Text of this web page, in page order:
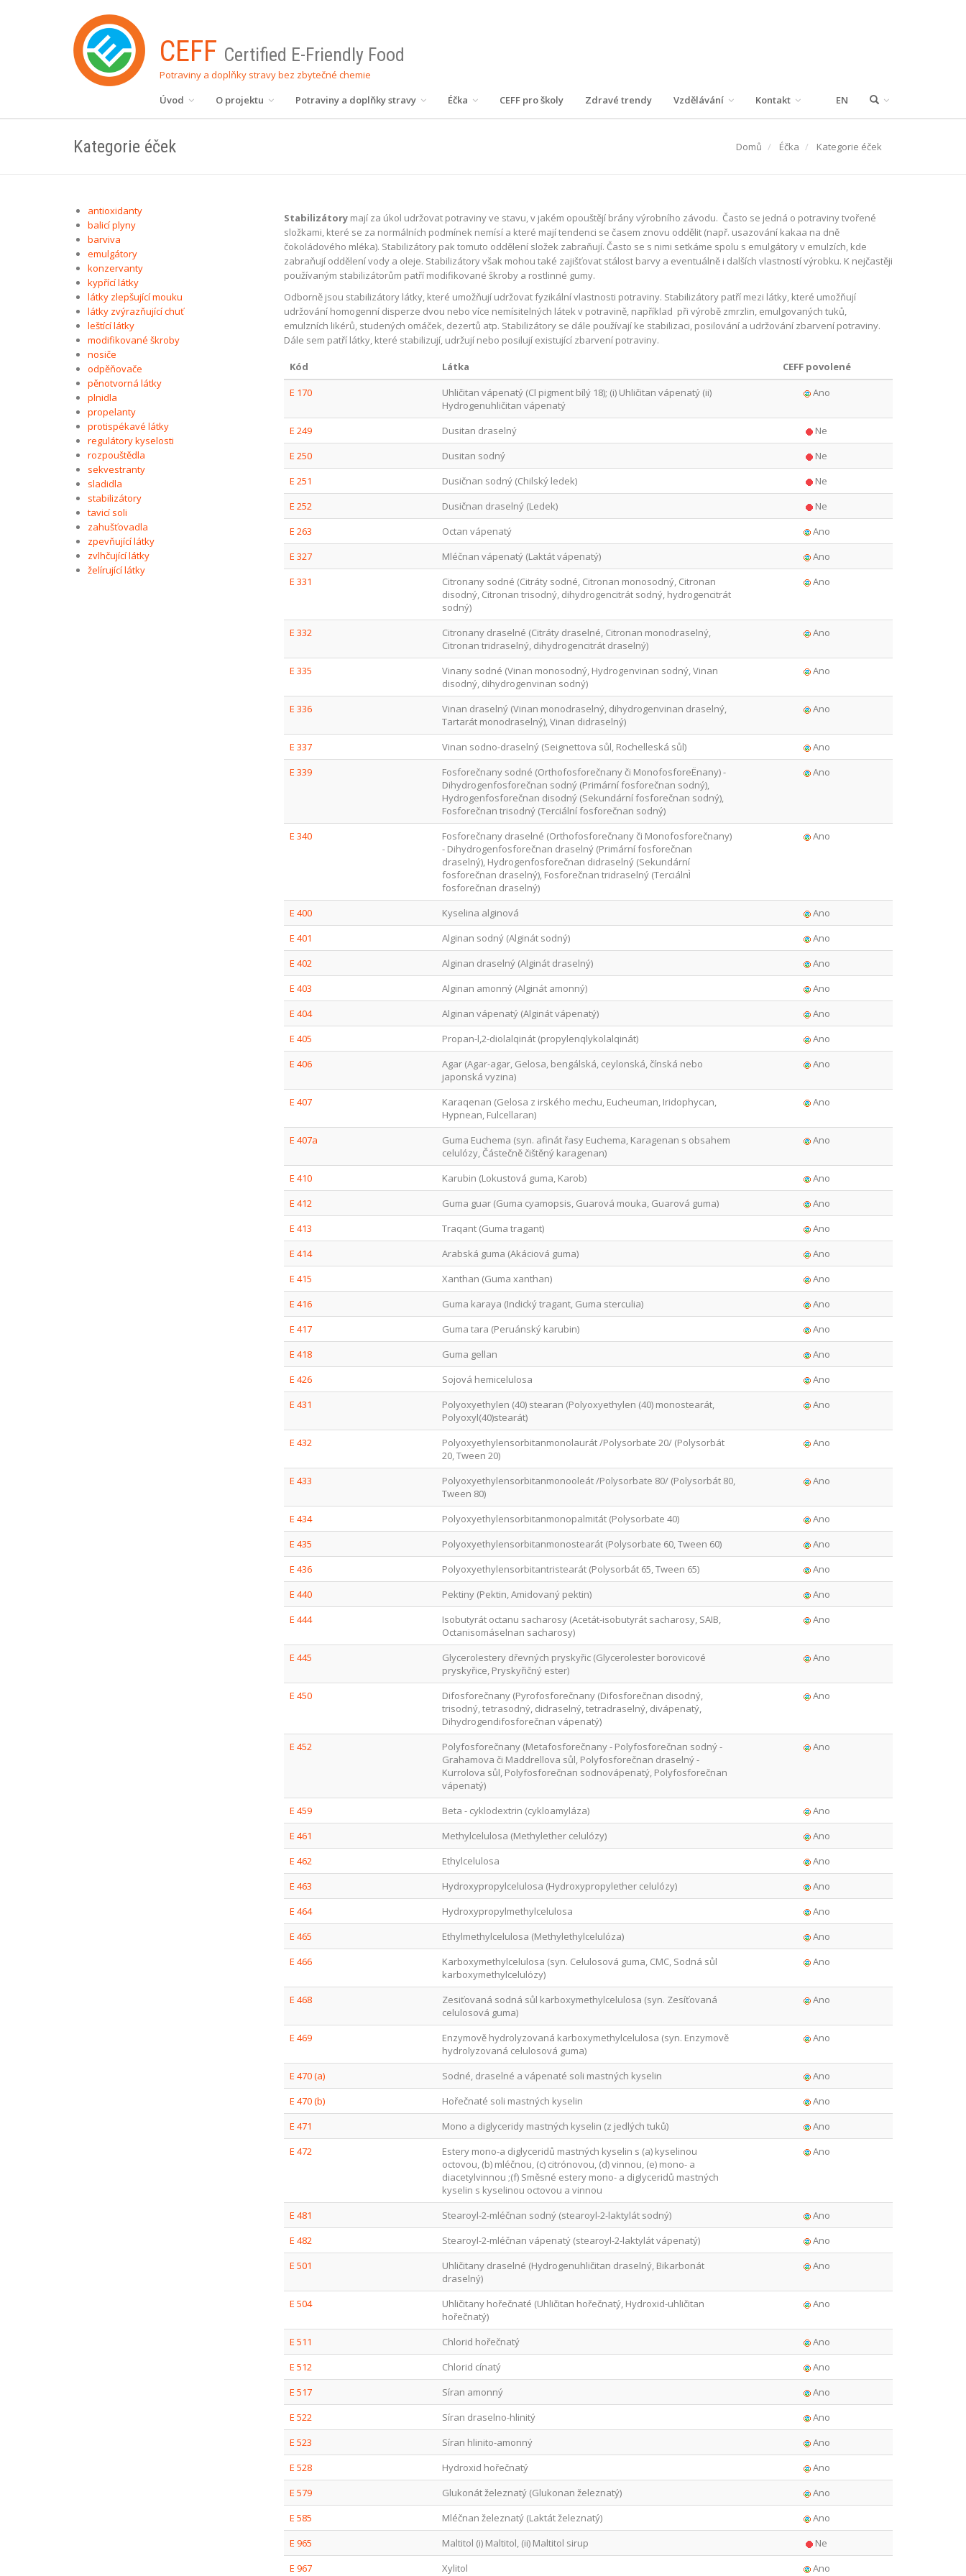
CEFF Certified E-Friendly Food
Potraviny a doplňky stravy bez zbytečné chemie
Úvod
O projektu Potraviny a doplňky stravy Éčka CEFF pro školy Zdravé trendy Vzdělávání Kontakt EN
Kategorie éček Domů Éčka Kategorie éček
antioxidanty
balicí plyny
barviva
emulgátory
konzervanty
kypřící látky
látky zlepšující mouku
látky zvýrazňující chuť
leštící látky
modifikované škroby
nosiče
odpěňovače
pěnotvorná látky
plnidla
propelanty
protispékavé látky
regulátory kyselosti
rozpouštědla
sekvestranty
sladidla
stabilizátory
tavicí soli
zahušťovadla
zpevňující látky
zvlhčující látky
želírující látky
Stabilizátorymají za úkol udržovat potraviny ve stavu, v jakém opouštějí brány výrobního závodu. Často se jedná o potraviny tvořené
složkami, které se za normálních podmínek nemísí a které mají tendenci se časem znovu oddělit (např. usazování kakaa na dně
čokoládového mléka). Stabilizátory pak tomuto oddělení složek zabraňují. Často se s nimi setkáme spolu s emulgátory v emulzích, kde
zabraňují oddělení vody a oleje. Stabilizátory však mohou také zajišťovat stálost barvy a eventuálně i dalších vlastností výrobku. K nejčastěji
používaným stabilizátorům patří modifikované škroby a rostlinné gumy.
Odborně jsou stabilizátory látky, které umožňují udržovat fyzikální vlastnosti potraviny. Stabilizátory patří mezi látky, které umožňují
udržování homogenní disperze dvou nebo více nemísitelných látek v potravině, například při výrobě zmrzlin, emulgovaných tuků,
emulzních likérů, studených omáček, dezertů atp. Stabilizátory se dále používají ke stabilizaci, posilování a udržování zbarvení potraviny.
Dále sem patří látky, které stabilizují, udržují nebo posilují existující zbarvení potraviny.
Kód Látka
CEFF povolené
E 170
Uhličitan vápenatý (Cl pigment bílý 18); (i) Uhličitan vápenatý (ii)
Hydrogenuhličitan vápenatý
Ano
E 249 Dusitan draselný
Ne
E 250
Dusitan sodný
Ne
E 251
Dusičnan sodný (Chilský ledek)
Ne
E 252
Dusičnan draselný (Ledek)
Ne
E 263
Octan vápenatý
Ano
E 327
Mléčnan vápenatý (Laktát vápenatý)
Ano
E 331
Citronany sodné (Citráty sodné, Citronan monosodný, Citronan
disodný, Citronan trisodný, dihydrogencitrát sodný, hydrogencitrát
sodný)
Ano
E 332
Citronany draselné (Citráty draselné, Citronan monodraselný,
Citronan tridraselný, dihydrogencitrát draselný)
Ano
E 335
Vinany sodné (Vinan monosodný, Hydrogenvinan sodný, Vinan
disodný, dihydrogenvinan sodný)
Ano
E 336
Vinan draselný (Vinan monodraselný, dihydrogenvinan draselný,
Tartarát monodraselný), Vinan didraselný)
Ano
E 337 Vinan sodno-draselný (Seignettova sůl, Rochelleská sůl)
Ano
E 339
Fosforečnany sodné (Orthofosforečnany či MonofosforeËnany) -
Dihydrogenfosforečnan sodný (Primární fosforečnan sodný),
Hydrogenfosforečnan disodný (Sekundární fosforečnan sodný),
Fosforečnan trisodný (Terciální fosforečnan sodný)
Ano
E 340
Fosforečnany draselné (Orthofosforečnany či Monofosforečnany)
- Dihydrogenfosforečnan draselný (Primární fosforečnan
draselný), Hydrogenfosforečnan didraselný (Sekundární
fosforečnan draselný), Fosforečnan tridraselný (TerciálnÌ
fosforečnan draselný)
Ano
E 400 Kyselina alginová
Ano
E 401
Alginan sodný (Alginát sodný)
Ano
E 402
Alginan draselný (Alginát draselný)
Ano
E 403
Alginan amonný (Alginát amonný)
Ano
E 404
Alginan vápenatý (Alginát vápenatý)
Ano
E 405
Propan-l,2-diolalqinát (propylenqlykolalqinát)
Ano
E 406
Agar (Agar-agar, Gelosa, bengálská, ceylonská, čínská nebo
japonská vyzina)
Ano
E 407
Karaqenan (Gelosa z irského mechu, Eucheuman, Iridophycan,
Hypnean, Fulcellaran)
Ano
E 407a
Guma Euchema (syn. afinát řasy Euchema, Karagenan s obsahem
celulózy, Částečně čištěný karagenan)
Ano
E 410 Karubin (Lokustová guma, Karob)
Ano
E 412
Guma guar (Guma cyamopsis, Guarová mouka, Guarová guma)
Ano
E 413
Traqant (Guma tragant)
Ano
E 414
Arabská guma (Akáciová guma)
Ano
E 415
Xanthan (Guma xanthan)
Ano
E 416
Guma karaya (Indický tragant, Guma sterculia)
Ano
E 417
Guma tara (Peruánský karubin)
Ano
E 418
Guma gellan
Ano
E 426
Sojová hemicelulosa
Ano
E 431
Polyoxyethylen (40) stearan (Polyoxyethylen (40) monostearát,
Polyoxyl(40)stearát)
Ano
E 432
Polyoxyethylensorbitanmonolaurát /Polysorbate 20/ (Polysorbát
20, Tween 20)
Ano
E 433
Polyoxyethylensorbitanmonooleát /Polysorbate 80/ (Polysorbát 80,
Tween 80)
Ano
E 434 Polyoxyethylensorbitanmonopalmitát (Polysorbate 40)
Ano
E 435
Polyoxyethylensorbitanmonostearát (Polysorbate 60, Tween 60)
Ano
E 436
Polyoxyethylensorbitantristearát (Polysorbát 65, Tween 65)
Ano
E 440
Pektiny (Pektin, Amidovaný pektin)
Ano
E 444
Isobutyrát octanu sacharosy (Acetát-isobutyrát sacharosy, SAIB,
Octanisomáselnan sacharosy)
Ano
E 445
Glycerolestery dřevných pryskyřic (Glycerolester borovicové
pryskyřice, Pryskyřičný ester)
Ano
E 450
Difosforečnany (Pyrofosforečnany (Difosforečnan disodný,
trisodný, tetrasodný, didraselný, tetradraselný, divápenatý,
Dihydrogendifosforečnan vápenatý)
Ano
E 452
Polyfosforečnany (Metafosforečnany - Polyfosforečnan sodný -
Grahamova či Maddrellova sůl, Polyfosforečnan draselný -
Kurrolova sůl, Polyfosforečnan sodnovápenatý, Polyfosforečnan
vápenatý)
Ano
E 459 Beta - cyklodextrin (cykloamyláza)
Ano
E 461
Methylcelulosa (Methylether celulózy)
Ano
E 462
Ethylcelulosa
Ano
E 463
Hydroxypropylcelulosa (Hydroxypropylether celulózy)
Ano
E 464
Hydroxypropylmethylcelulosa
Ano
E 465
Ethylmethylcelulosa (Methylethylcelulóza)
Ano
E 466
Karboxymethylcelulosa (syn. Celulosová guma, CMC, Sodná sůl
karboxymethylcelulózy)
Ano
E 468
Zesiťovaná sodná sůl karboxymethylcelulosa (syn. Zesíťovaná
celulosová guma)
Ano
E 469
Enzymově hydrolyzovaná karboxymethylcelulosa (syn. Enzymově
hydrolyzovaná celulosová guma)
Ano
E 470 (a) Sodné, draselné a vápenaté soli mastných kyselin
Ano
E 470 (b)
Hořečnaté soli mastných kyselin
Ano
E 471
Mono a diglyceridy mastných kyselin (z jedlých tuků)
Ano
E 472
Estery mono-a diglyceridů mastných kyselin s (a) kyselinou
octovou, (b) mléčnou, (c) citrónovou, (d) vinnou, (e) mono- a
diacetylvinnou ;(f) Směsné estery mono- a diglyceridů mastných
kyselin s kyselinou octovou a vinnou
Ano
E 481 Stearoyl-2-mléčnan sodný (stearoyl-2-laktylát sodný)
Ano
E 482
Stearoyl-2-mléčnan vápenatý (stearoyl-2-laktylát vápenatý)
Ano
E 501
Uhličitany draselné (Hydrogenuhličitan draselný, Bikarbonát
draselný)
Ano
E 504
Uhličitany hořečnaté (Uhličitan hořečnatý, Hydroxid-uhličitan
hořečnatý)
Ano
E 511 Chlorid hořečnatý
Ano
E 512
Chlorid cínatý
Ano
E 517
Síran amonný
Ano
E 522
Síran draselno-hlinitý
Ano
E 523
Síran hlinito-amonný
Ano
E 528
Hydroxid hořečnatý
Ano
E 579
Glukonát železnatý (Glukonan železnatý)
Ano
E 585
Mléčnan železnatý (Laktát železnatý)
Ano
E 965
Maltitol (i) Maltitol, (ii) Maltitol sirup
Ne
E 967
Xylitol Ano